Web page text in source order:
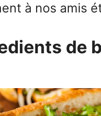
à nos amis
de